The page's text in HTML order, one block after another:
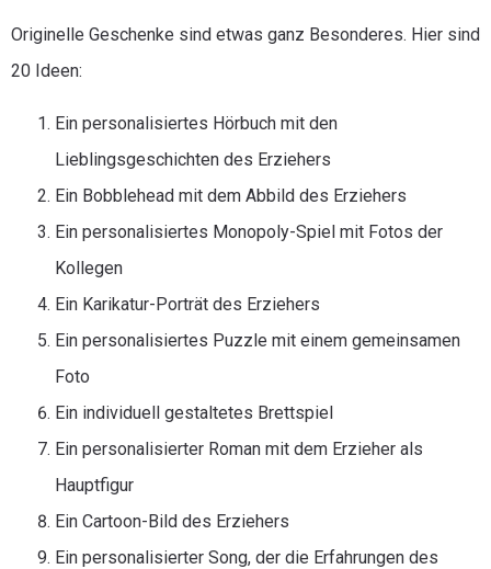
Originelle Geschenke sind etwas ganz Besonderes. Hier sind
20 Ideen:
Ein personalisiertes Hörbuch mit den
Lieblingsgeschichten des Erziehers
Ein Bobblehead mit dem Abbild des Erziehers
Ein personalisiertes Monopoly-Spiel mit Fotos der
Kollegen
Ein Karikatur-Porträt des Erziehers
Ein personalisiertes Puzzle mit einem gemeinsamen
Foto
Ein individuell gestaltetes Brettspiel
Ein personalisierter Roman mit dem Erzieher als
Hauptfigur
Ein Cartoon-Bild des Erziehers
Ein personalisierter Song, der die Erfahrungen des